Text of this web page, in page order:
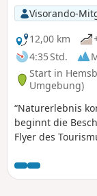
es zahlreiche
der malerischen
Weinberge
Dich u.a. in das
Aussichtspunkt
Exotenwalds
Visorando-
12,00 km
4:35 Std.
Start in
Umgebung)
“Naturerlebnis
beginnt die
Flyer des
Odenwaldes
kommst Du an